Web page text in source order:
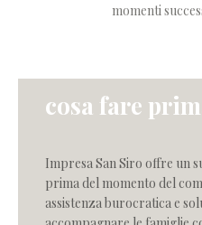
momenti
cosa fare
Impresa San Siro offre un
prima del momento del
assistenza burocratica e